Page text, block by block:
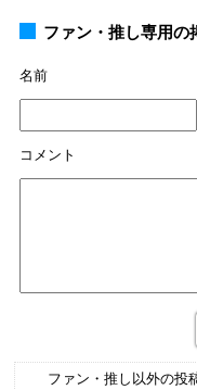
ファン・推し専用の
名前
コメント
ファン・推し以外の投